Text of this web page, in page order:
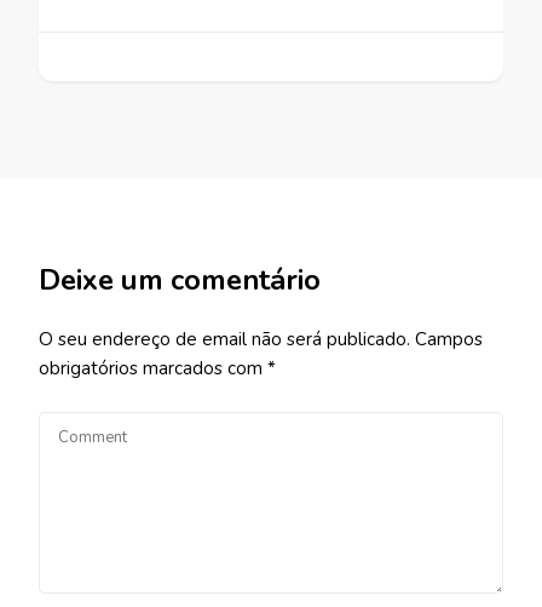
Deixe um comentário
O seu endereço de email não será publicado. Campos
obrigatórios marcados com *